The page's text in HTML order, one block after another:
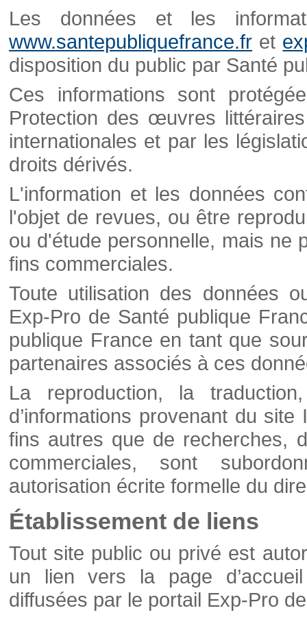
Les données et les
www.santepubliquefrance.fr et
disposition du public par Santé
Ces informations sont
Protection des œuvres
internationales et par les
droits dérivés.
L'information et les données
l'objet de revues, ou être
ou d'étude personnelle, mais ne
fins commerciales.
Toute utilisation des données
Exp-Pro de Santé publique
publique France en tant que
partenaires associés à ces
La reproduction, la
d’informations provenant du
fins autres que de recherches,
commerciales, sont
autorisation écrite formelle du
Établissement de liens
Tout site public ou privé est
un lien vers la page
diffusées par le portail Exp-Pro